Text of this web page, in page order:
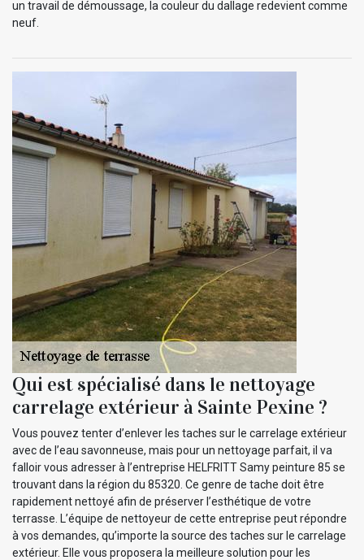
un travail de démoussage, la couleur du dallage redevient comme
neuf.
Qui est spécialisé dans le nettoyage
carrelage extérieur à Sainte Pexine ?
Vous pouvez tenter d’enlever les taches sur le carrelage extérieur
avec de l’eau savonneuse, mais pour un nettoyage parfait, il va
falloir vous adresser à l’entreprise HELFRITT Samy peinture 85 se
trouvant dans la région du 85320. Ce genre de tache doit être
rapidement nettoyé afin de préserver l’esthétique de votre
terrasse. L’équipe de nettoyeur de cette entreprise peut répondre
à vos demandes, qu’importe la source des taches sur le carrelage
extérieur. Elle vous proposera la meilleure solution pour les